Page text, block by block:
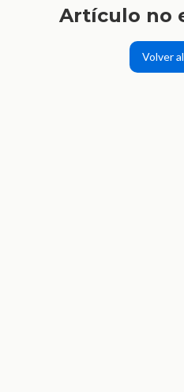
Artículo no
Volver